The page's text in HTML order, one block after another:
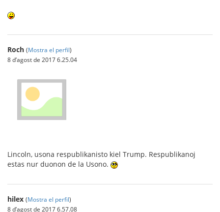
Roch (Mostra el perfil)
8 d’agost de 2017 6.25.04
Lincoln, usona respublikanisto kiel Trump. Respublikanoj
estas nur duonon de la Usono.
hilex (Mostra el perfil)
8 d’agost de 2017 6.57.08